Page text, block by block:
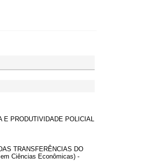
E PRODUTIVIDADE POLICIAL
TRANSFERÊNCIAS DO
Ciências Econômicas) -